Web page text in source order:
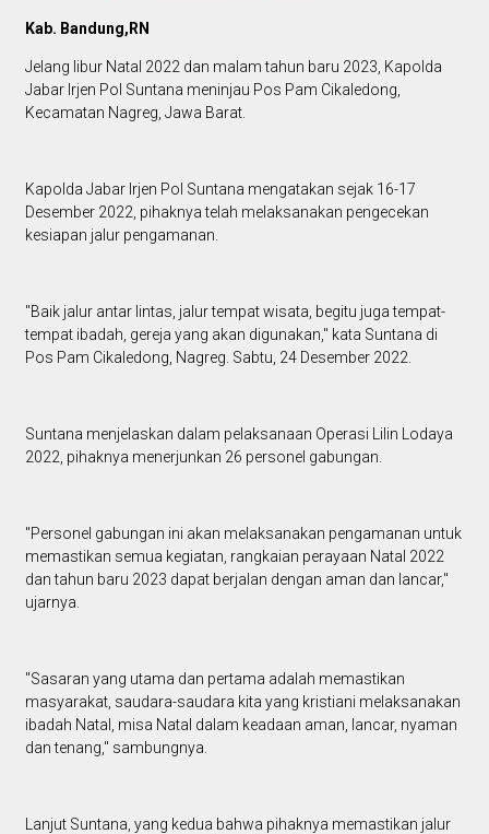
Kab. Bandung,RN
Jelang libur Natal 2022 dan malam tahun baru 2023, Kapolda
Jabar Irjen Pol Suntana meninjau Pos Pam Cikaledong,
Kecamatan Nagreg, Jawa Barat.
Kapolda Jabar Irjen Pol Suntana mengatakan sejak 16-17
Desember 2022, pihaknya telah melaksanakan pengecekan
kesiapan jalur pengamanan.
"Baik jalur antar lintas, jalur tempat wisata, begitu juga tempat-
tempat ibadah, gereja yang akan digunakan," kata Suntana di
Pos Pam Cikaledong, Nagreg. Sabtu, 24 Desember 2022.
Suntana menjelaskan dalam pelaksanaan Operasi Lilin Lodaya
2022, pihaknya menerjunkan 26 personel gabungan.
"Personel gabungan ini akan melaksanakan pengamanan untuk
memastikan semua kegiatan, rangkaian perayaan Natal 2022
dan tahun baru 2023 dapat berjalan dengan aman dan lancar,"
ujarnya.
"Sasaran yang utama dan pertama adalah memastikan
masyarakat, saudara-saudara kita yang kristiani melaksanakan
ibadah Natal, misa Natal dalam keadaan aman, lancar, nyaman
dan tenang," sambungnya.
Lanjut Suntana, yang kedua bahwa pihaknya memastikan jalur